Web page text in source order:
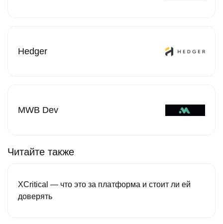
Hedger
MWB Dev
Читайте также
XCritical — что это за платформа и стоит ли ей
доверять